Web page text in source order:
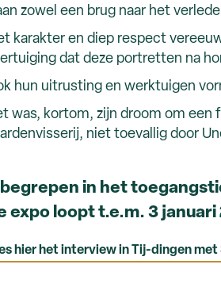
zowel een brug naar het
karakter en diep respect
dat deze portretten na
hun uitrusting en werktuigen
was, kortom, zijn droom om
niet toevallig door
in het
expo loopt t.e.m. 3 januari
hier het interview in Tij-dingen